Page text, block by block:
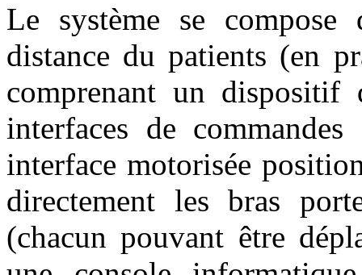
Le système se compose
distance du patients (en
comprenant un dispositif
interfaces de
interface motorisée
directement les bras
(chacun pouvant être